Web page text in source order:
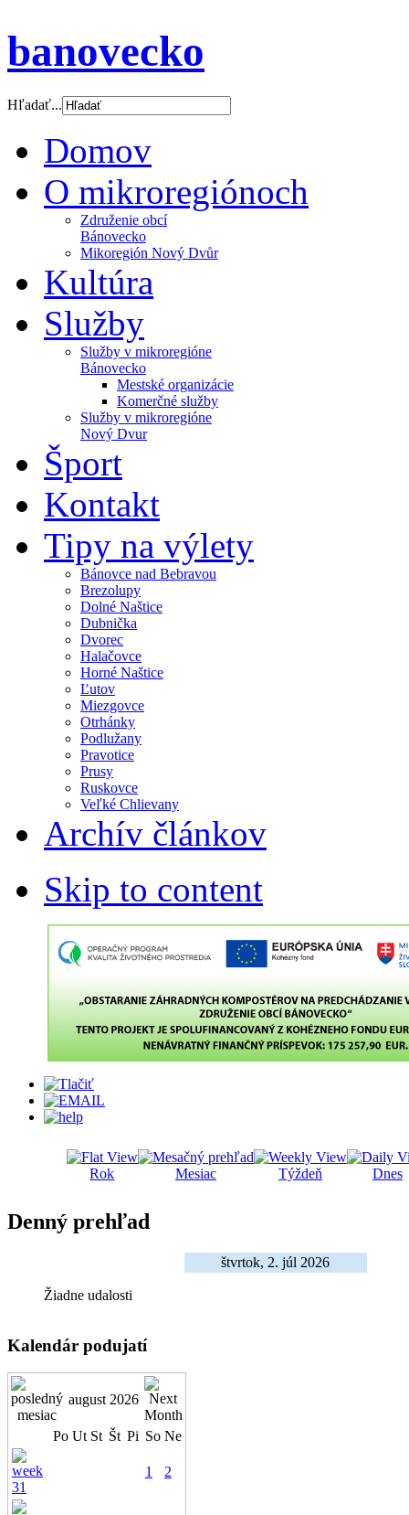
banovecko
Hľadať...
Domov
O mikroregiónoch
Združenie obcí
Bánovecko
Mikoregión Nový Dvůr
Kultúra
Služby
Služby v mikroregióne
Bánovecko
Mestské organizácie
Komerčné služby
Služby v mikroregióne
Nový Dvur
Šport
Kontakt
Tipy na výlety
Bánovce nad Bebravou
Brezolupy
Dolné Naštice
Dubnička
Dvorec
Halačovce
Horné Naštice
Ľutov
Miezgovce
Otrhánky
Podlužany
Pravotice
Prusy
Ruskovce
Veľké Chlievany
Archív článkov
Skip to content
Rok Mesiac Týždeň Dnes
Denný prehľad
štvrtok, 2. júl 2026
Žiadne udalosti
Kalendár podujatí
august 2026
Po Ut St Št Pi So Ne
1 2